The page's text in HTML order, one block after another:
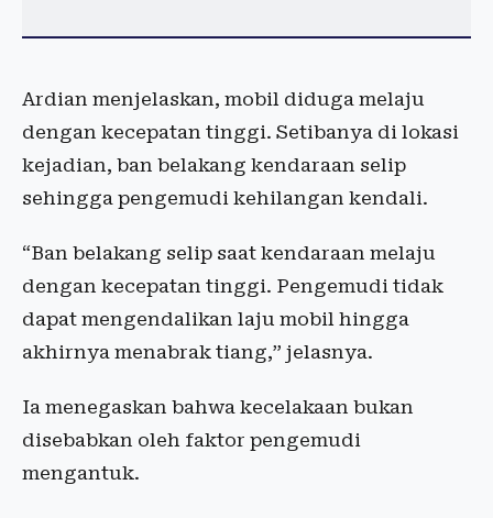
Ardian menjelaskan, mobil diduga melaju
dengan kecepatan tinggi. Setibanya di lokasi
kejadian, ban belakang kendaraan selip
sehingga pengemudi kehilangan kendali.
“Ban belakang selip saat kendaraan melaju
dengan kecepatan tinggi. Pengemudi tidak
dapat mengendalikan laju mobil hingga
akhirnya menabrak tiang,” jelasnya.
Ia menegaskan bahwa kecelakaan bukan
disebabkan oleh faktor pengemudi
mengantuk.